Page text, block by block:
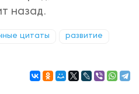
назад.
цитаты развитие